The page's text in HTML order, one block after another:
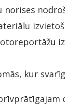
kur